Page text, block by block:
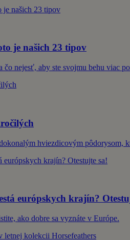
je našich 23 tipov
čo nejesť, aby ste svojmu behu viac
hviezdicovým
európskych krajín?
ako dobre sa vyznáte v Európe.